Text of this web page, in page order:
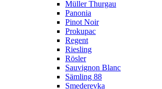
Müller Thurgau
Panonia
Pinot Noir
Prokupac
Regent
Riesling
Rösler
Sauvignon Blanc
Sämling 88
Smederevka